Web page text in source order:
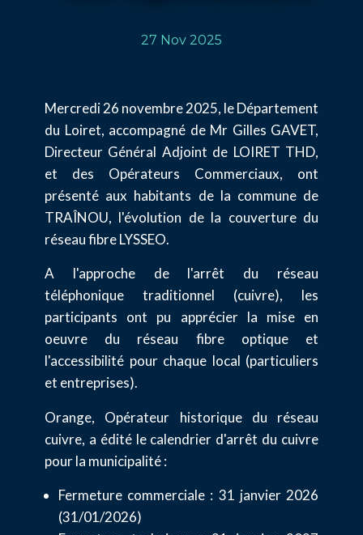
27 Nov 2025
Mercredi 26 novembre 2025, le Département
du Loiret, accompagné de Mr Gilles GAVET,
Directeur Général Adjoint de LOIRET THD,
et des Opérateurs Commerciaux, ont
présenté aux habitants de la commune de
TRAÎNOU, l'évolution de la couverture du
réseau fibre LYSSEO.
A l'approche de l'arrêt du réseau
téléphonique traditionnel (cuivre), les
participants ont pu apprécier la mise en
oeuvre du réseau fibre optique et
l'accessibilité pour chaque local (particuliers
et entreprises).
Orange, Opérateur historique du réseau
cuivre, a édité le calendrier d'arrêt du cuivre
pour la municipalité :
Fermeture commerciale : 31 janvier 2026
(31/01/2026)